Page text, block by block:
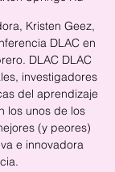
Kristen Geez,
DLAC en
DLAC DLAC
investigadores
del aprendizaje
los unos de los
(y peores)
e innovadora